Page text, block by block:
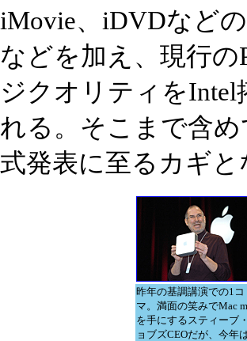
iMovie、iDVDなど
などを加え、現行の
ジクオリティを
れる。そこまで含
式発表に至るカギと
昨年の基調講演での1コ
マ。満面の笑みでMac
を手にするスティーブ
ョブズCEOだが、今年